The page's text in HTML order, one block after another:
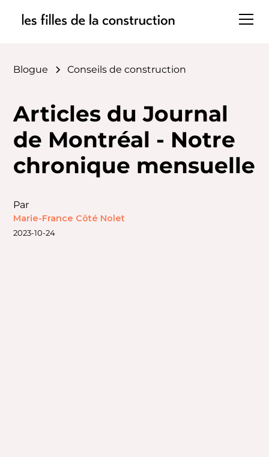
Blogue Conseils de construction
Articles du Journal
de Montréal - Notre
chronique mensuelle
Par
Marie-France Côté Nolet
2023-10-24